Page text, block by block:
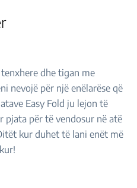
dhe tigan me
nevojë për një enëlarëse që
Easy Fold ju lejon të
pjata për të vendosur në atë
kur duhet të lani enët më